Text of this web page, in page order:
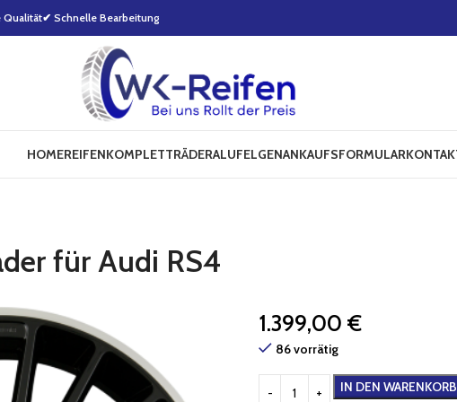
✔ Schnelle Bearbeitung
HOMEREIFENKOMPLETTRÄDERALUFELGENANKAUFSFORMULAR
für Audi RS4
1.399,00 €
86 vorrätig
IN DEN WARENKORB